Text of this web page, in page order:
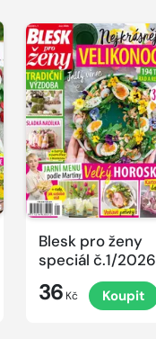
Blesk pro ženy
speciál č.1/2026
36 Kč Koupit